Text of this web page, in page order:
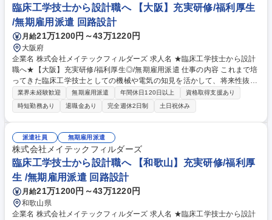
臨床工学技士から設計職へ 【大阪】充実研修/福利厚生
/無期雇用派遣 回路設計
月給21万1200円～43万1220円
大阪府
企業名 株式会社メイテックフィルダーズ 求人名 ★臨床工学技士から設計
職へ★【大阪】充実研修/福利厚生◎/無期雇用派遣 仕事の内容 これまで培
ってきた臨床工学技士としての機械や電気の知見を活かして、将来性抜群
の設計職にキャリアチェンジしませんか？充実した研修で未経験からでも
プロの設計者を目指せる環境があります。 研修にて一連の流れを学べるた
め、着実に実務スキルを向上させつつカーボンニュートラル実現に向けた
開発など社会的意義の高い取り組みに貢献し、やりがいも感じられる環境
で将来の幅を広げることができます。エンジニアが多数活躍しており、業
務負荷のコントロールもしやすいため、「キャリアも生活も大事にした
い」という方でもご活躍いただけます。 募集職種 ★臨床工学技士から設
計職へ★【大阪】充実研修/福利厚生◎/無期雇用派遣
業界未経験歓迎 無期雇用派遣 年間休日120日以上
資格取得支援あり
時短勤務あり
退職金あり 完全週休2日制 土日祝休み
派遣社員 無期雇用派遣
株式会社メイテックフィルダーズ
臨床工学技士から設計職へ 【和歌山】充実研修/福利厚
生 /無期雇用派遣 回路設計
月給21万1200円～43万1220円
和歌山県
企業名 株式会社メイテックフィルダーズ 求人名 ★臨床工学技士から設計